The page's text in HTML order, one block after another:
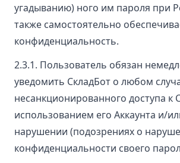
угадыванию) ного им пароля при
также самостоятельно
конфиденциальность.
2.3.1. Пользователь обязан
уведомить СкладБот о любом
несанкционированного доступа к
использованием его Аккаунта и/
нарушении (подозрениях о
конфиденциальности своего